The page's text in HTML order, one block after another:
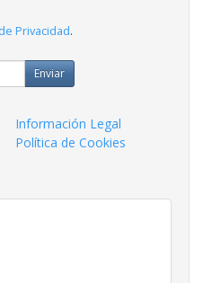
Privacidad.
Enviar
Información Legal
Política de Cookies